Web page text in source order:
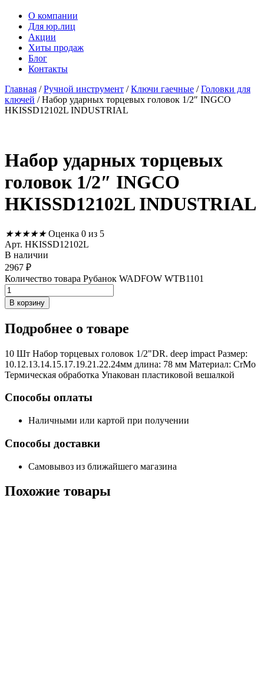
О компании
Для юр.лиц
Акции
Хиты продаж
Блог
Контакты
Главная /Ручной инструмент /Ключи гаечные /Головки для
ключей / Набор ударных торцевых головок 1/2″ INGCO
HKISSD12102L INDUSTRIAL
Набор ударных торцевых
головок 1/2″ INGCO
HKISSD12102L INDUSTRIAL
★★★★★ Оценка 0 из 5
Арт. HKISSD12102L
В наличии
2967 ₽
Количество товара Рубанок WADFOW WTB1101
В корзину
Подробнее о товаре
10 Шт Набор торцевых головок 1/2"DR. deep impact Размер:
10.12.13.14.15.17.19.21.22.24мм длина: 78 мм Материал: CrMo
Термическая обработка Упакован пластиковой вешалкой
Способы оплаты
Наличными или картой при получении
Способы доставки
Самовывоз из ближайшего магазина
Похожие товары